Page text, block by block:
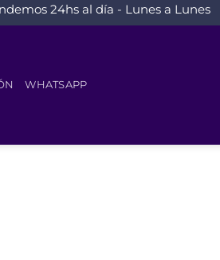
24hs al día - Lunes a Lunes
WHATSAPP